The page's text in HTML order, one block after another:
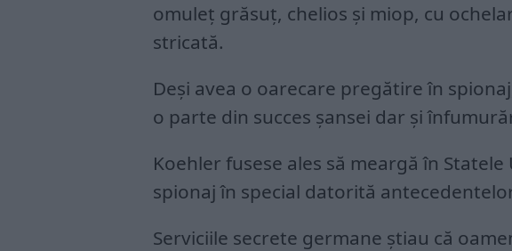
omuleț grăsuț, chelios și miop, cu
stricată.
Deși avea o oarecare pregătire în
o parte din succes șansei dar și
Koehler fusese ales să meargă în
spionaj în special datorită
Serviciile secrete germane știau că